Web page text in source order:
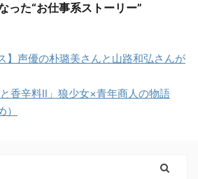
った“お仕事系ストーリー”
】声優の朴璐美さんと山路和弘さんが
香辛料Ⅱ」狼少女×青年商人の物語
）